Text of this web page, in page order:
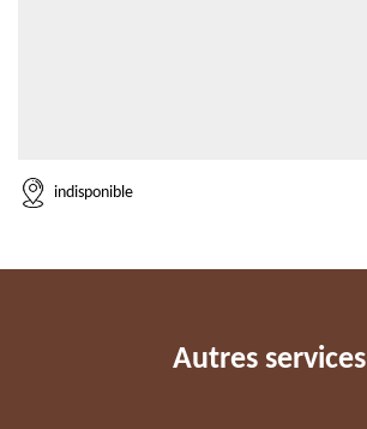
indisponible
Autres services